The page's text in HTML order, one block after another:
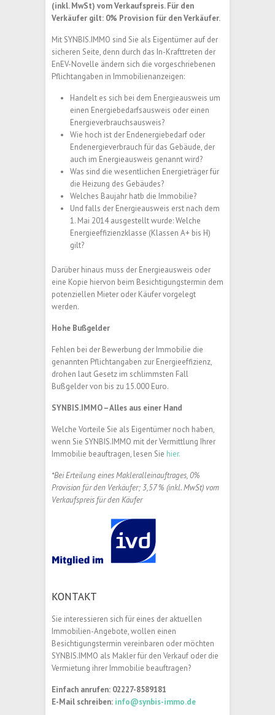
(inkl. MwSt) vom Verkaufspreis. Für den
Verkäufer gilt: 0% Provision für den Verkäufer.
Mit SYNBIS.IMMO sind Sie als Eigentümer auf der
sicheren Seite, denn durch das In-Krafttreten der
EnEV-Novelle ändern sich die vorgeschriebenen
Pflichtangaben in Immobilienanzeigen:
Handelt es sich bei dem Energieausweis um
einen Energiebedarfsausweis oder einen
Energieverbrauchsausweis?
Wie hoch ist der Endenergiebedarf oder
Endenergieverbrauch für das Gebäude, der
auch im Energieausweis genannt wird?
Was sind die wesentlichen Energieträger für
die Heizung des Gebäudes?
Welches Baujahr hatb die Immobilie?
Und falls der Energieausweis erst nach dem
1. Mai 2014 ausgestellt wurde: Welche
Energieeffizienzklasse (Klassen A+ bis H)
gilt?
Darüber hinaus muss der Energieausweis oder
eine Kopie hiervon beim Besichtigungstermin dem
potenziellen Mieter oder Käufer vorgelegt
werden.
Hohe Bußgelder
Fehlen bei der Bewerbung der Immobilie die
genannten Pflichtangaben zur Energieeffizienz,
drohen laut Gesetz im schlimmsten Fall
Bußgelder von bis zu 15.000 Euro.
SYNBIS.IMMO – Alles aus einer Hand
Welche Vorteile Sie als Eigentümer noch haben,
wenn Sie SYNBIS.IMMO mit der Vermittlung Ihrer
Immobilie beauftragen, lesen Sie hier.
*Bei Erteilung eines Makleralleinauftrages, 0%
Provision für den Verkäufer; 3,57 % (inkl. MwSt) vom
Verkaufspreis für den Käufer
KONTAKT
Sie interessieren sich für eines der aktuellen
Immobilien-Angebote, wollen einen
Besichtigungstermin vereinbaren oder möchten
SYNBIS.IMMO als Makler für den Verkauf oder die
Vermietung ihrer Immobilie beauftragen?
Einfach anrufen: 02227-8589181
E-Mail schreiben: info@synbis-immo.de